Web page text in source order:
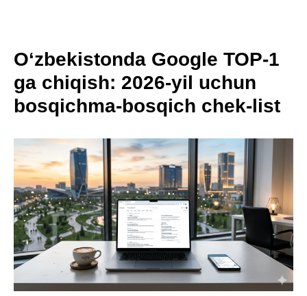
O‘zbekistonda Google TOP-1
ga chiqish: 2026-yil uchun
bosqichma-bosqich chek-list